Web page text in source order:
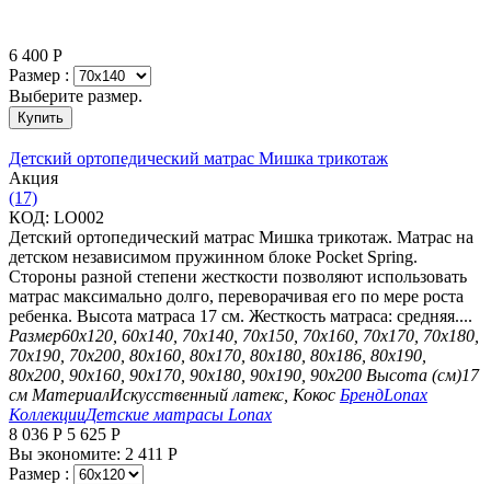
6 400 Р
Размер :
Выберите размер.
Купить
Детский ортопедический матрас Мишка трикотаж
Aкция
(17)
КОД: LO002
Детский ортопедический матрас Мишка трикотаж. Матрас на
детском независимом пружинном блоке Pocket Spring.
Стороны разной степени жесткости позволяют использовать
матрас максимально долго, переворачивая его по мере роста
ребенка. Высота матраса 17 см. Жесткость матраса: средняя....
Размер60х120, 60х140, 70х140, 70х150, 70х160, 70х170, 70х180,
70х190, 70х200, 80х160, 80х170, 80х180, 80х186, 80х190,
80х200, 90х160, 90х170, 90х180, 90х190, 90х200 Высота (см)17
см МатериалИскусственный латекс, Кокос БрендLonax
КоллекцииДетские матрасы Lonax
8 036 Р 5 625 Р
Вы экономите: 2 411 Р
Размер :